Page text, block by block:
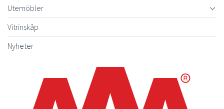
Utemöbler
Vitrinskåp
Nyheter